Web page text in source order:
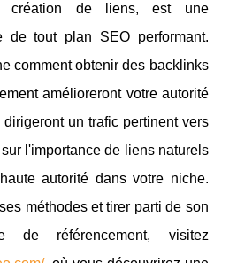
création de liens, est une
de tout plan SEO performant.
comment obtenir des backlinks
amélioreront votre autorité
un trafic pertinent vers
l'importance de liens naturels
autorité dans votre niche.
méthodes et tirer parti de son
de référencement, visitez